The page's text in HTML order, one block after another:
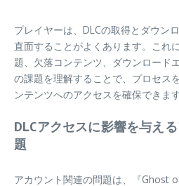
プレイヤーは、DLCの取得とダウン
直面することがよくあります。これ
題、欠落コンテンツ、ダウンロード
の課題を理解することで、プロセス
ンテンツへのアクセスを確保できます
DLCアクセスに影響を与え
題
アカウント関連の問題は、『Ghost